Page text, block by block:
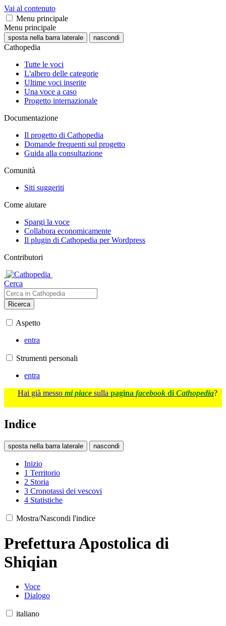
Vai al contenuto
Menu principale
Menu principale
sposta nella barra laterale nascondi
Cathopedia
Tutte le voci
L'albero delle categorie
Ultime voci inserite
Una voce a caso
Progetto internazionale
Documentazione
Il progetto di Cathopedia
Domande frequenti sul progetto
Guida alla consultazione
Comunità
Siti suggeriti
Come aiutare
Spargi la voce
Collabora economicamente
Il plugin di Cathopedia per Wordpress
Contributori
Cerca
Ricerca
Aspetto
entra
Strumenti personali
entra
Hai già messo mi piace sulla pagina facebook di Cathopedia?
Indice
sposta nella barra laterale nascondi
Inizio
1 Territorio
2 Storia
3 Cronotassi dei vescovi
4 Statistiche
Mostra/Nascondi l'indice
Prefettura Apostolica di
Shiqian
Voce
Dialogo
italiano